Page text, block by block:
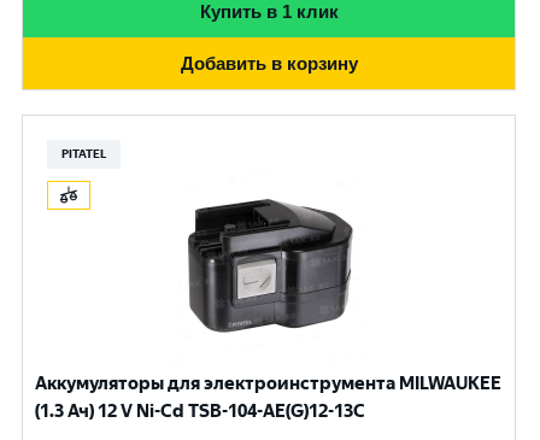
Купить в 1 клик
Добавить в корзину
PITATEL
Аккумуляторы для электроинструмента MILWAUKEE
(1.3 Ач) 12 V Ni-Cd TSB-104-AE(G)12-13C